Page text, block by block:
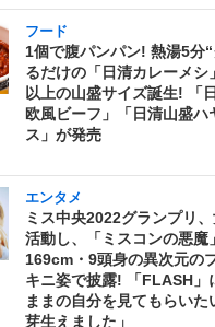
フード
1個で腹パンパン! 熱湯5分
るだけの「日清カレーメ
以上の山盛サイズ誕生! 「
欧風ビーフ」「日清山盛ハ
ス」が発売
エンタメ
ミス中央2022グランプリ
活動し、「ミスコンの悪魔
169cm・9頭身の異次元の
キニ姿で披露! 「FLASH」
ままの自分を見てもらい
芽生えました」